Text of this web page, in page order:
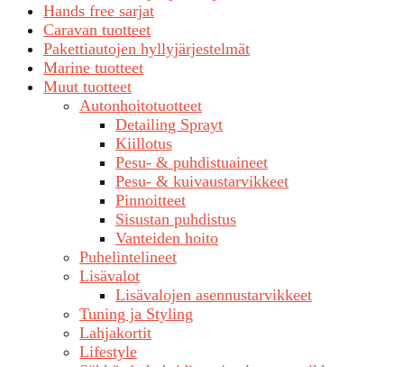
Hands free sarjat
Caravan tuotteet
Pakettiautojen hyllyjärjestelmät
Marine tuotteet
Muut tuotteet
Autonhoitotuotteet
Detailing Sprayt
Kiillotus
Pesu- & puhdistuaineet
Pesu- & kuivaustarvikkeet
Pinnoitteet
Sisustan puhdistus
Vanteiden hoito
Puhelintelineet
Lisävalot
Lisävalojen asennustarvikkeet
Tuning ja Styling
Lahjakortit
Lifestyle